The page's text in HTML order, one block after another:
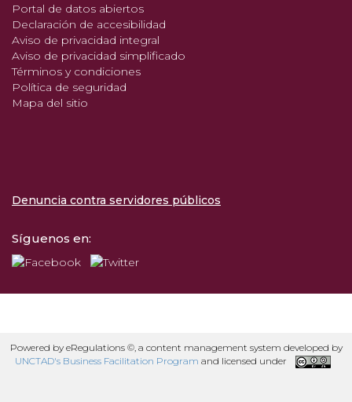
Portal de datos abiertos
Declaración de accesibilidad
Aviso de privacidad integral
Aviso de privacidad simplificado
Términos y condiciones
Política de seguridad
Mapa del sitio
Denuncia contra servidores públicos
Síguenos en:
Powered by eRegulations ©, a content management system developed by
UNCTAD's Business Facilitation Program and licensed under